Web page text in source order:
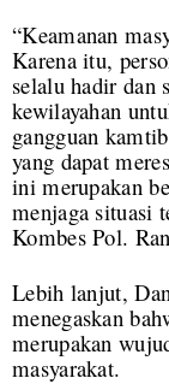
“Keamanan
Karena itu,
selalu hadir dan
kewilayahan
gangguan
yang dapat
ini merupakan
menjaga situasi
Kombes Pol.
Lebih lanjut,
menegaskan
merupakan
masyarakat.